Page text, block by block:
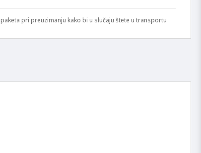
pri preuzimanju kako bi u slučaju štete u transportu